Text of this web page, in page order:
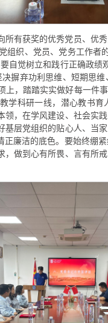
所有获奖的优秀党员、优
组织、党员、党务工作者
自觉树立和践行正确政
摒弃功利思维、短期思
上，踏踏实实做好每一件
学科研一线，潜心教书
领，在学风建设、社会实
基层党组织的贴心人、当
正廉洁的底色。要始终绷
，做到心有所畏、言有所